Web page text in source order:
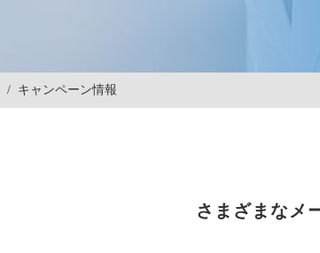
/ キャンペーン情報
さまざまなメ